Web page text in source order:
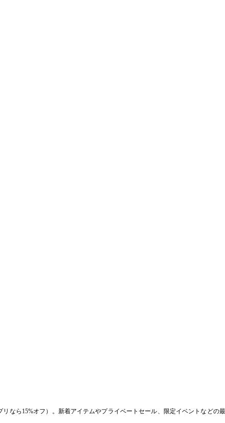
なら15%オフ）。新着アイテムやプライベートセール、限定イベントなどの